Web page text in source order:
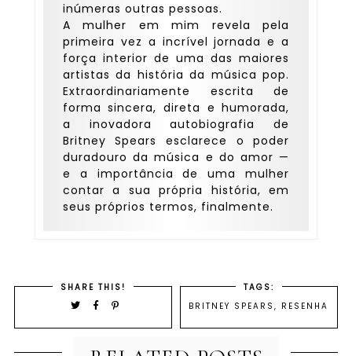
inúmeras outras pessoas.
A mulher em mim revela pela
primeira vez a incrível jornada e a
força interior de uma das maiores
artistas da história da música pop.
Extraordinariamente escrita de
forma sincera, direta e humorada,
a inovadora autobiografia de
Britney Spears esclarece o poder
duradouro da música e do amor —
e a importância de uma mulher
contar a sua própria história, em
seus próprios termos, finalmente.
SHARE THIS!
TAGS:
BRITNEY SPEARS, RESENHA